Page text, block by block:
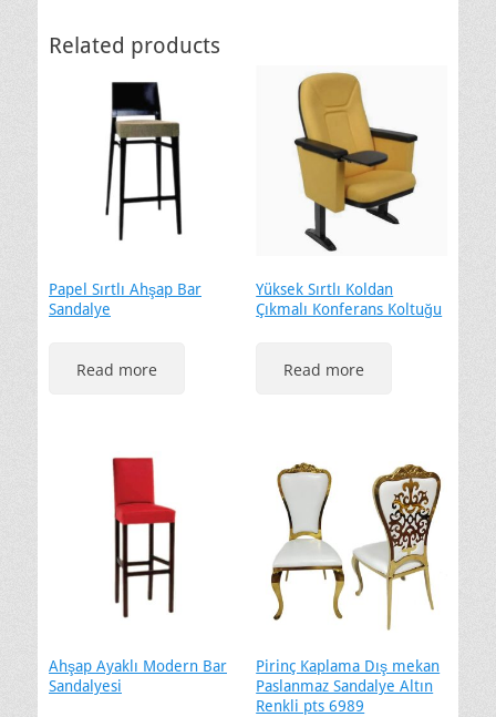
Related products
Papel Sırtlı Ahşap Bar
Sandalye
Read more
Yüksek Sırtlı Koldan
Çıkmalı Konferans Koltuğu
Read more
Ahşap Ayaklı Modern Bar
Sandalyesi
Pirinç Kaplama Dış mekan
Paslanmaz Sandalye Altın
Renkli pts 6989